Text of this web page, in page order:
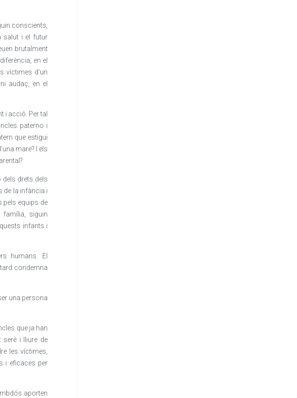
conscients,
salut i el futur
brutalment
en el
víctimes d’un
audaç, en el
i acció. Per tal
paterno i
que estigui
mare? I els
dels drets dels
de la infància i
pels equips de
família, siguin
infants i
humans. El
condemna
una persona
que ja han
i lliure de
les víctimes,
i eficaces per
aporten